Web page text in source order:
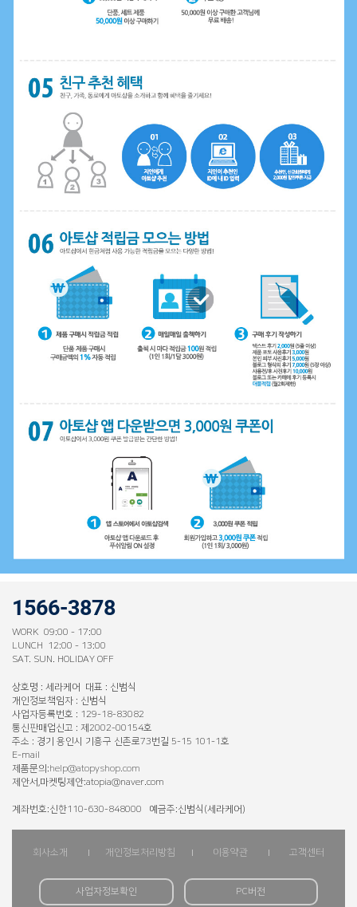
1566-3878
WORK 09:00 - 17:00
LUNCH 12:00 - 13:00
SAT. SUN. HOLIDAY OFF
상호명 : 세라케어 대표 : 신범식
개인정보책임자 : 신범식
사업자등록번호 : 129-18-83082
통신판매업신고 : 제2002-00154호
주소 : 경기 용인시 기흥구 신촌로73번길 5-15 101-1호
E-mail
제품문의:help@atopyshop.com
제안서,마켓팅제안:atopia@naver.com
계좌번호:신한110-630-848000 예금주:신범식(세라케어)
회사소개 개인정보처리방침 이용약관 고객센터
사업자정보확인 PC버전